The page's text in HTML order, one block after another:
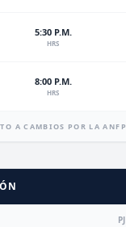
5:30 P.M.
HRS
8:00 P.M.
HRS
A CAMBIOS POR LA ANFP
PJ